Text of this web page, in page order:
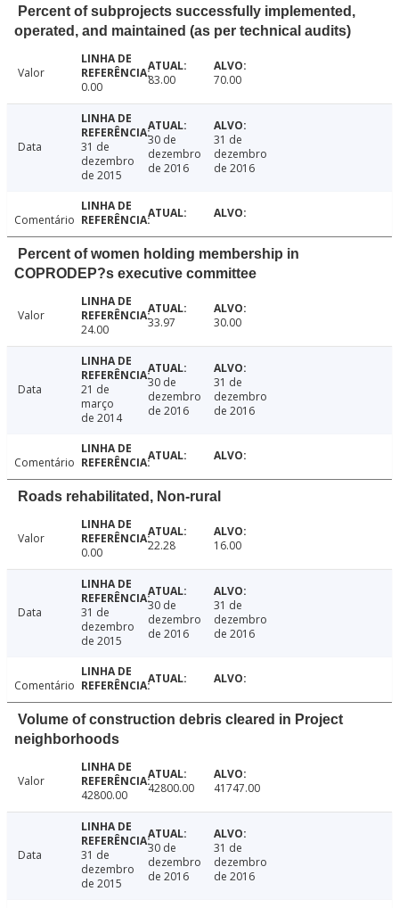
Percent of subprojects successfully implemented,
operated, and maintained (as per technical audits)
Valor
0.00
83.00 70.00
Data
31 de
dezembro
de 2015
30 de
dezembro
de 2016
31 de
dezembro
de 2016
Comentário
Percent of women holding membership in
COPRODEP?s executive committee
Valor
24.00
33.97 30.00
Data
21 de
março
de 2014
30 de
dezembro
de 2016
31 de
dezembro
de 2016
Comentário
Roads rehabilitated, Non-rural
Valor
0.00
22.28 16.00
Data
31 de
dezembro
de 2015
30 de
dezembro
de 2016
31 de
dezembro
de 2016
Comentário
Volume of construction debris cleared in Project
neighborhoods
Valor
42800.00
42800.00 41747.00
Data
31 de
dezembro
de 2015
30 de
dezembro
de 2016
31 de
dezembro
de 2016